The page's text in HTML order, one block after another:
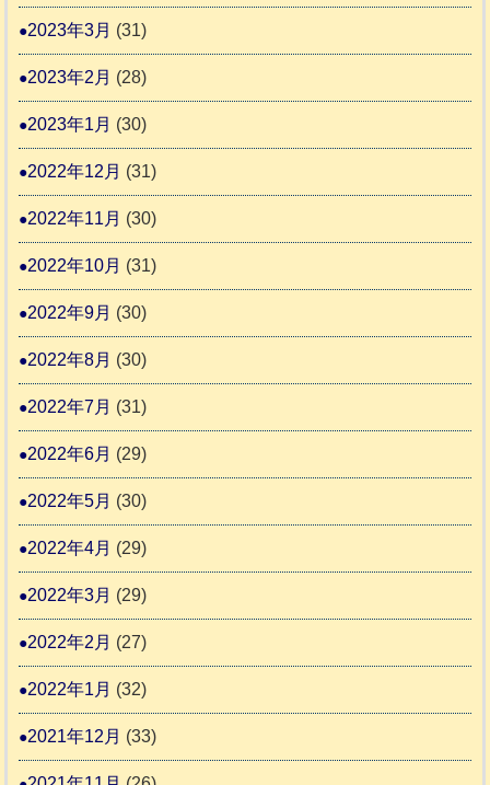
2023年3月 (31)
2023年2月 (28)
2023年1月 (30)
2022年12月 (31)
2022年11月 (30)
2022年10月 (31)
2022年9月 (30)
2022年8月 (30)
2022年7月 (31)
2022年6月 (29)
2022年5月 (30)
2022年4月 (29)
2022年3月 (29)
2022年2月 (27)
2022年1月 (32)
2021年12月 (33)